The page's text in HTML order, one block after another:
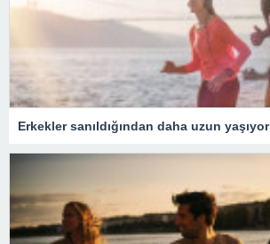
Erkekler sanıldığından daha uzun yaşıyor